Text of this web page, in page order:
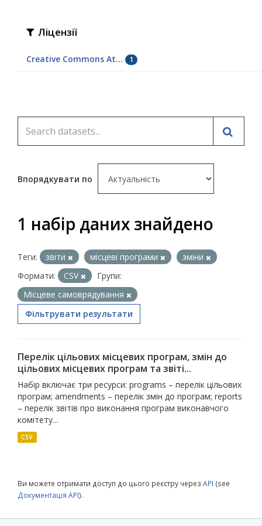
Ліцензії
Creative Commons At... 1
Впорядкувати по
1 набір даних знайдено
Теги: звіти місцеві програми
зміни
Формати:
CSV
Групи:
Місцеве самоврядування
Фільтрувати результати
Перелік цільових місцевих програм, змін до
цільових місцевих програм та звіті...
Набір включає три ресурси: programs – перелік цільових
програм; amendments – перелік змін до програм; reports
– перелік звітів про виконання програм виконавчого
комітету...
CSV
Ви можете отримати доступ до цього реєстру через API (see
Документація API).